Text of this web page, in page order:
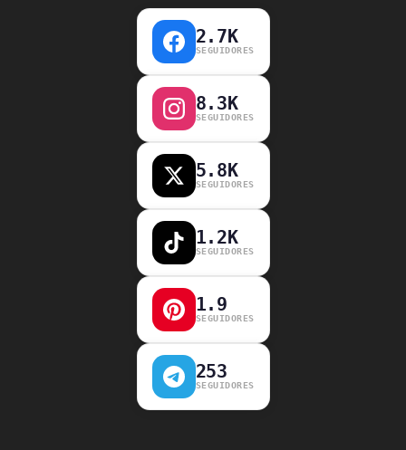
2.7K
SEGUIDORES
8.3K
SEGUIDORES
5.8K
SEGUIDORES
1.2K
SEGUIDORES
1.9
SEGUIDORES
253
SEGUIDORES